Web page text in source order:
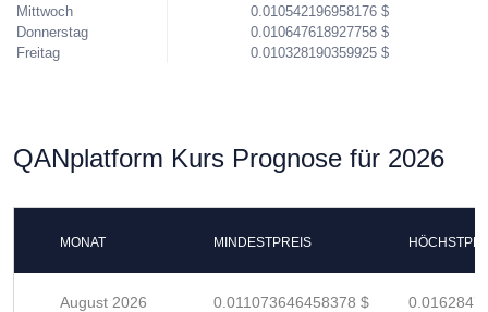
Mittwoch
Donnerstag
Freitag
0.010542196958176 $
0.010647618927758 $
0.010328190359925 $
QANplatform Kurs Prognose für 2026
MONAT MINDESTPREIS
August 2026 0.011073646458378 $